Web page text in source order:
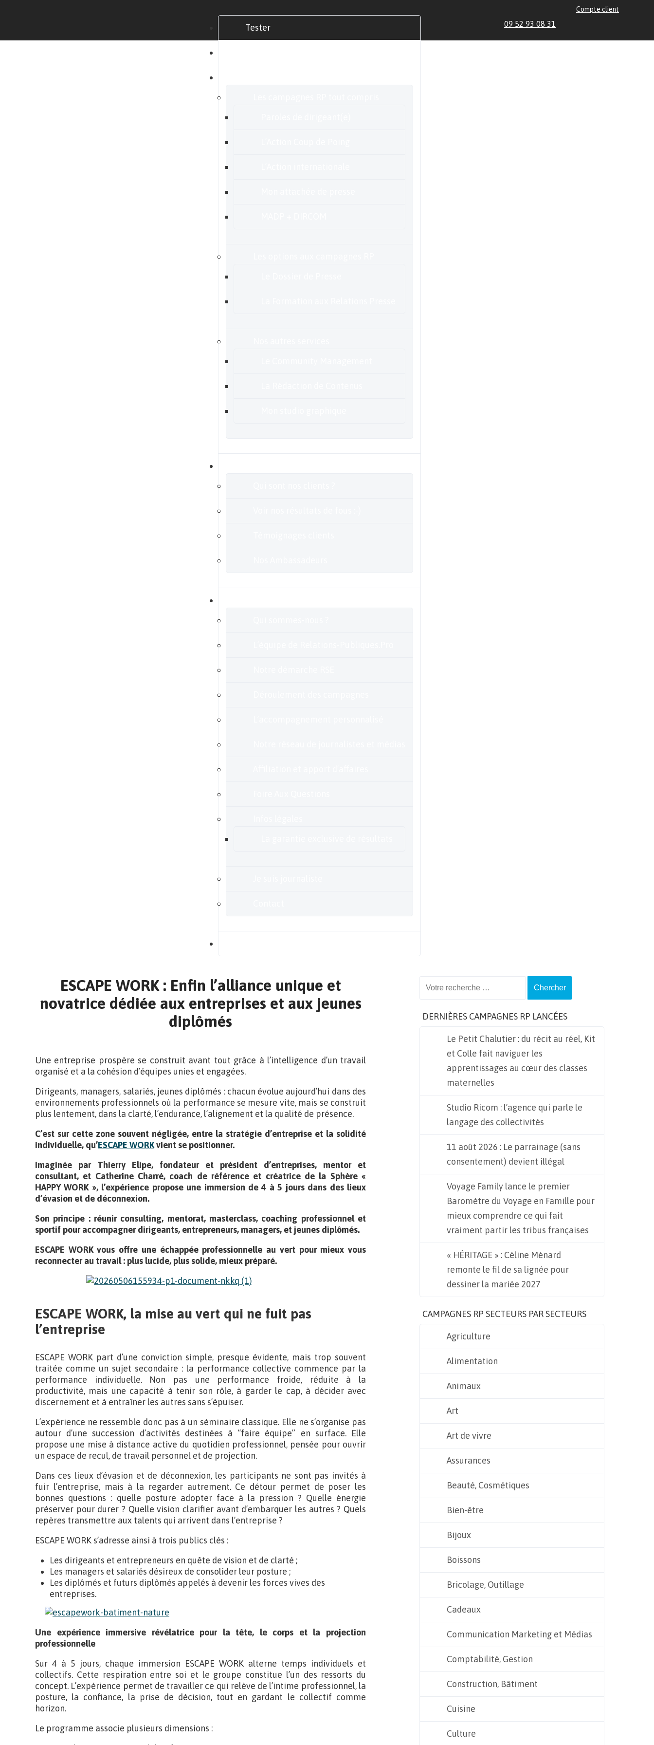
Tester
Compte client
09 52 93 08 31
ESCAPE WORK : Enfin l’alliance unique et
novatrice dédiée aux entreprises et aux jeunes
diplômés
Une entreprise prospère se construit avant tout grâce à l’intelligence d’un travail
organisé et a la cohésion d’équipes unies et engagées.
Dirigeants, managers, salariés, jeunes diplômés : chacun évolue aujourd’hui dans des
environnements professionnels où la performance se mesure vite, mais se construit
plus lentement, dans la clarté, l’endurance, l’alignement et la qualité de présence.
C’est sur cette zone souvent négligée, entre la stratégie d’entreprise et la solidité
individuelle, qu’ESCAPE WORKvient se positionner.
Imaginée par Thierry Elipe, fondateur et président d’entreprises, mentor et
consultant, et Catherine Charré, coach de référence et créatrice de la Sphère «
HAPPY WORK », l’expérience propose une immersion de 4 à 5 jours dans des lieux
d’évasion et de déconnexion.
Son principe : réunir consulting, mentorat, masterclass, coaching professionnel et
sportif pour accompagner dirigeants, entrepreneurs, managers, et jeunes diplômés.
ESCAPE WORKvous offre une échappée professionnelle au vert pour mieuxvous
reconnecterau travail : plus lucide, plus solide, mieux préparé.
ESCAPE WORK, la mise au vert qui ne fuit pas
l’entreprise
ESCAPE WORK part d’une conviction simple, presque évidente, mais trop souvent
traitée comme un sujet secondaire : la performance collective commence par la
performance individuelle. Non pas une performance froide, réduite à la
productivité, mais une capacité à tenir son rôle, à garder le cap, à décider avec
discernement et à entraîner les autres sans s’épuiser.
L’expérience ne ressemble donc pas à un séminaire classique. Elle ne s’organise pas
autour d’une succession d’activités destinées à “faire équipe” en surface. Elle
propose une mise à distance active du quotidien professionnel, pensée pour ouvrir
un espace de recul, de travail personnel et de projection.
Dans ces lieux d’évasion et de déconnexion, les participants ne sont pas invités à
fuir l’entreprise, mais à la regarder autrement. Ce détour permet de poser les
bonnes questions : quelle posture adopter face à la pression ? Quelle énergie
préserver pour durer ? Quelle vision clarifier avant d’embarquer les autres ? Quels
repères transmettre aux talents qui arrivent dans l’entreprise ?
ESCAPE WORK s’adresse ainsi à trois publics clés :
Les dirigeants et entrepreneurs en quête de vision et de clarté ;
Les managers et salariés désireux de consolider leur posture ;
Les diplômés et futurs diplômés appelés à devenir les forces vives des
entreprises.
Une expérience immersive révélatrice pourla tête, le corps et la projection
professionnelle
Sur 4 à 5 jours, chaque immersion ESCAPE WORK alterne temps individuels et
collectifs. Cette respiration entre soi et le groupe constitue l’un des ressorts du
concept. L’expérience permet de travailler ce qui relève de l’intime professionnel, la
posture, la confiance, la prise de décision, tout en gardant le collectif comme
horizon.
Le programme associe plusieurs dimensions :
DERNIÈRES CAMPAGNES RP LANCÉES
Le Petit Chalutier : du récit au réel, Kit
et Colle fait naviguer les
apprentissages au cœur des classes
maternelles
Studio Ricom : l’agence qui parle le
langage des collectivités
11 août 2026 : Le parrainage (sans
consentement) devient illégal
Voyage Family lance le premier
Baromètre du Voyage en Famille pour
mieux comprendre ce qui fait
vraiment partir les tribus françaises
« HÉRITAGE » : Céline Ménard
remonte le fil de sa lignée pour
dessiner la mariée 2027
CAMPAGNES RP SECTEURS PAR SECTEURS
Agriculture
Alimentation
Animaux
Art
Art de vivre
Assurances
Beauté, Cosmétiques
Bien-être
Bijoux
Boissons
Bricolage, Outillage
Cadeaux
Communication Marketing et Médias
Comptabilité, Gestion
Construction, Bâtiment
Cuisine
Culture